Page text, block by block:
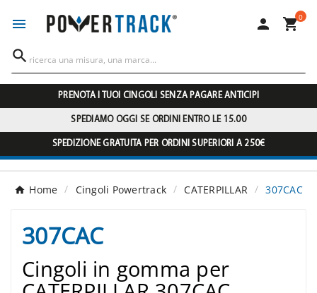
  0

PRENOTA I TUOI CINGOLI SENZA PAGARE ANTICIPI
SPEDIAMO OGGI SE ORDINI ENTRO LE 15.00
SPEDIZIONE GRATUITA PER ORDINI SUPERIORI A 250€
Home Cingoli Powertrack CATERPILLAR 307CAC
307CAC
Cingoli in gomma per